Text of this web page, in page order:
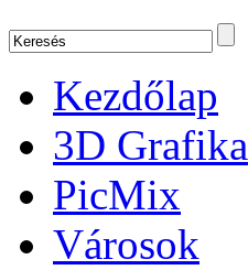
Kezdőlap
3D Grafika
PicMix
Városok